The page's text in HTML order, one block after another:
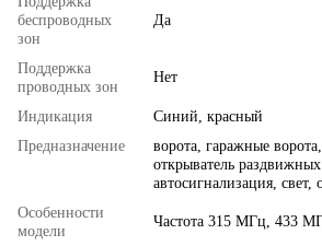
беспроводных
зон
Да
Поддержка
проводных зон
Нет
Индикация
Синий, красный
Предназначение
ворота, гаражные ворота,
открыватель раздвижных
автосигнализация, свет,
Особенности
модели
Частота 315 МГц, 433